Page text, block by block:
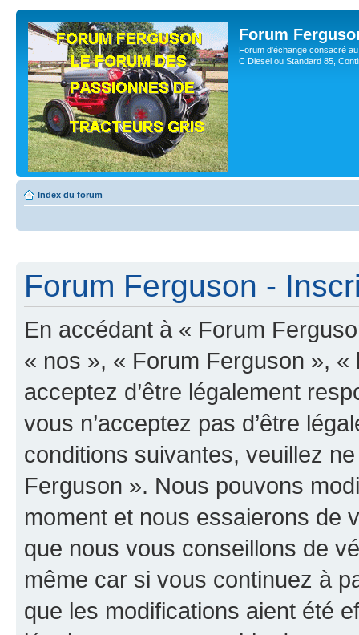
Forum
Forum d'échange consacré
C Diesel ou Standard 85,
Index du forum
Forum Ferguson -
En accédant à « Forum
« nos », « Forum Ferguson »,
acceptez d’être légalement
vous n’acceptez pas d’être
conditions suivantes, veuillez
Ferguson ». Nous pouvons
moment et nous essaierons de
que nous vous conseillons de
même car si vous continuez à
que les modifications aient été